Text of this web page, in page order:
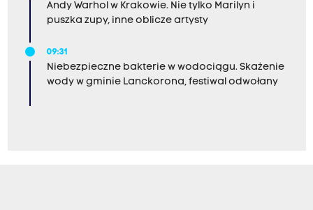
Andy Warhol w Krakowie. Nie tylko Marilyn i
puszka zupy, inne oblicze artysty
09:31
Niebezpieczne bakterie w wodociągu. Skażenie
wody w gminie Lanckorona, festiwal odwołany